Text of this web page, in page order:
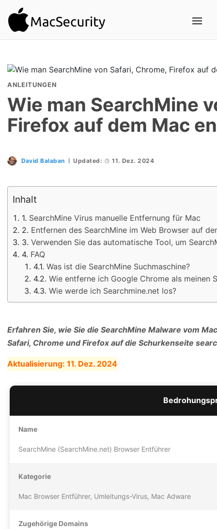
ANLEITUNGEN
Wie man SearchMine
Firefox auf dem Mac
David Balaban Updated: 11. Dez. 2024
Inhalt
SearchMine Virus manuelle Entfernung für Mac
Entfernen des SearchMine im Web Browser auf
Verwenden Sie das automatische Tool, um
FAQ
Was ist die SearchMine Suchmaschine?
Wie entferne ich Google Chrome als meinen
Wie werde ich Searchmine.net los?
Erfahren Sie, wie Sie die SearchMine Malware vom
Safari, Chrome und Firefox auf die Schurkenseite
Aktualisierung: 11. Dez. 2024
Name
SearchMine (SearchMine.net) Browser Entführer
Kategorie
Mac Browser Entführer, Umleitungs-Virus, Mac Adware
Zugehörige Domains